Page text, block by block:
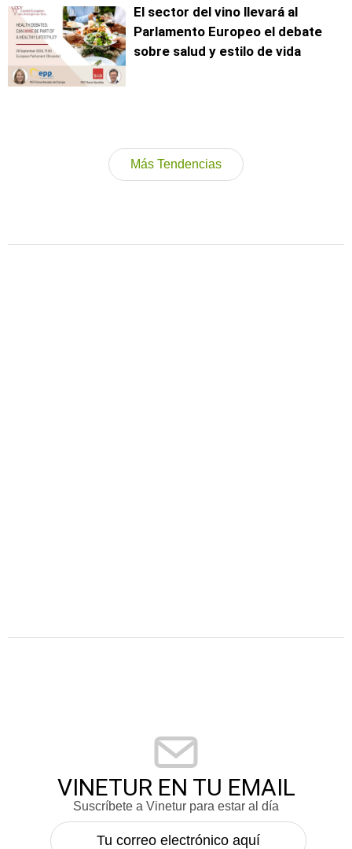
El sector del vino llevará al
Parlamento Europeo el debate
sobre salud y estilo de vida
Más Tendencias
VINETUR EN TU EMAIL
Suscríbete a Vinetur para estar al día